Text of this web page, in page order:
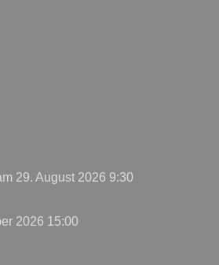
29. August 2026 9:30
2026 15:00